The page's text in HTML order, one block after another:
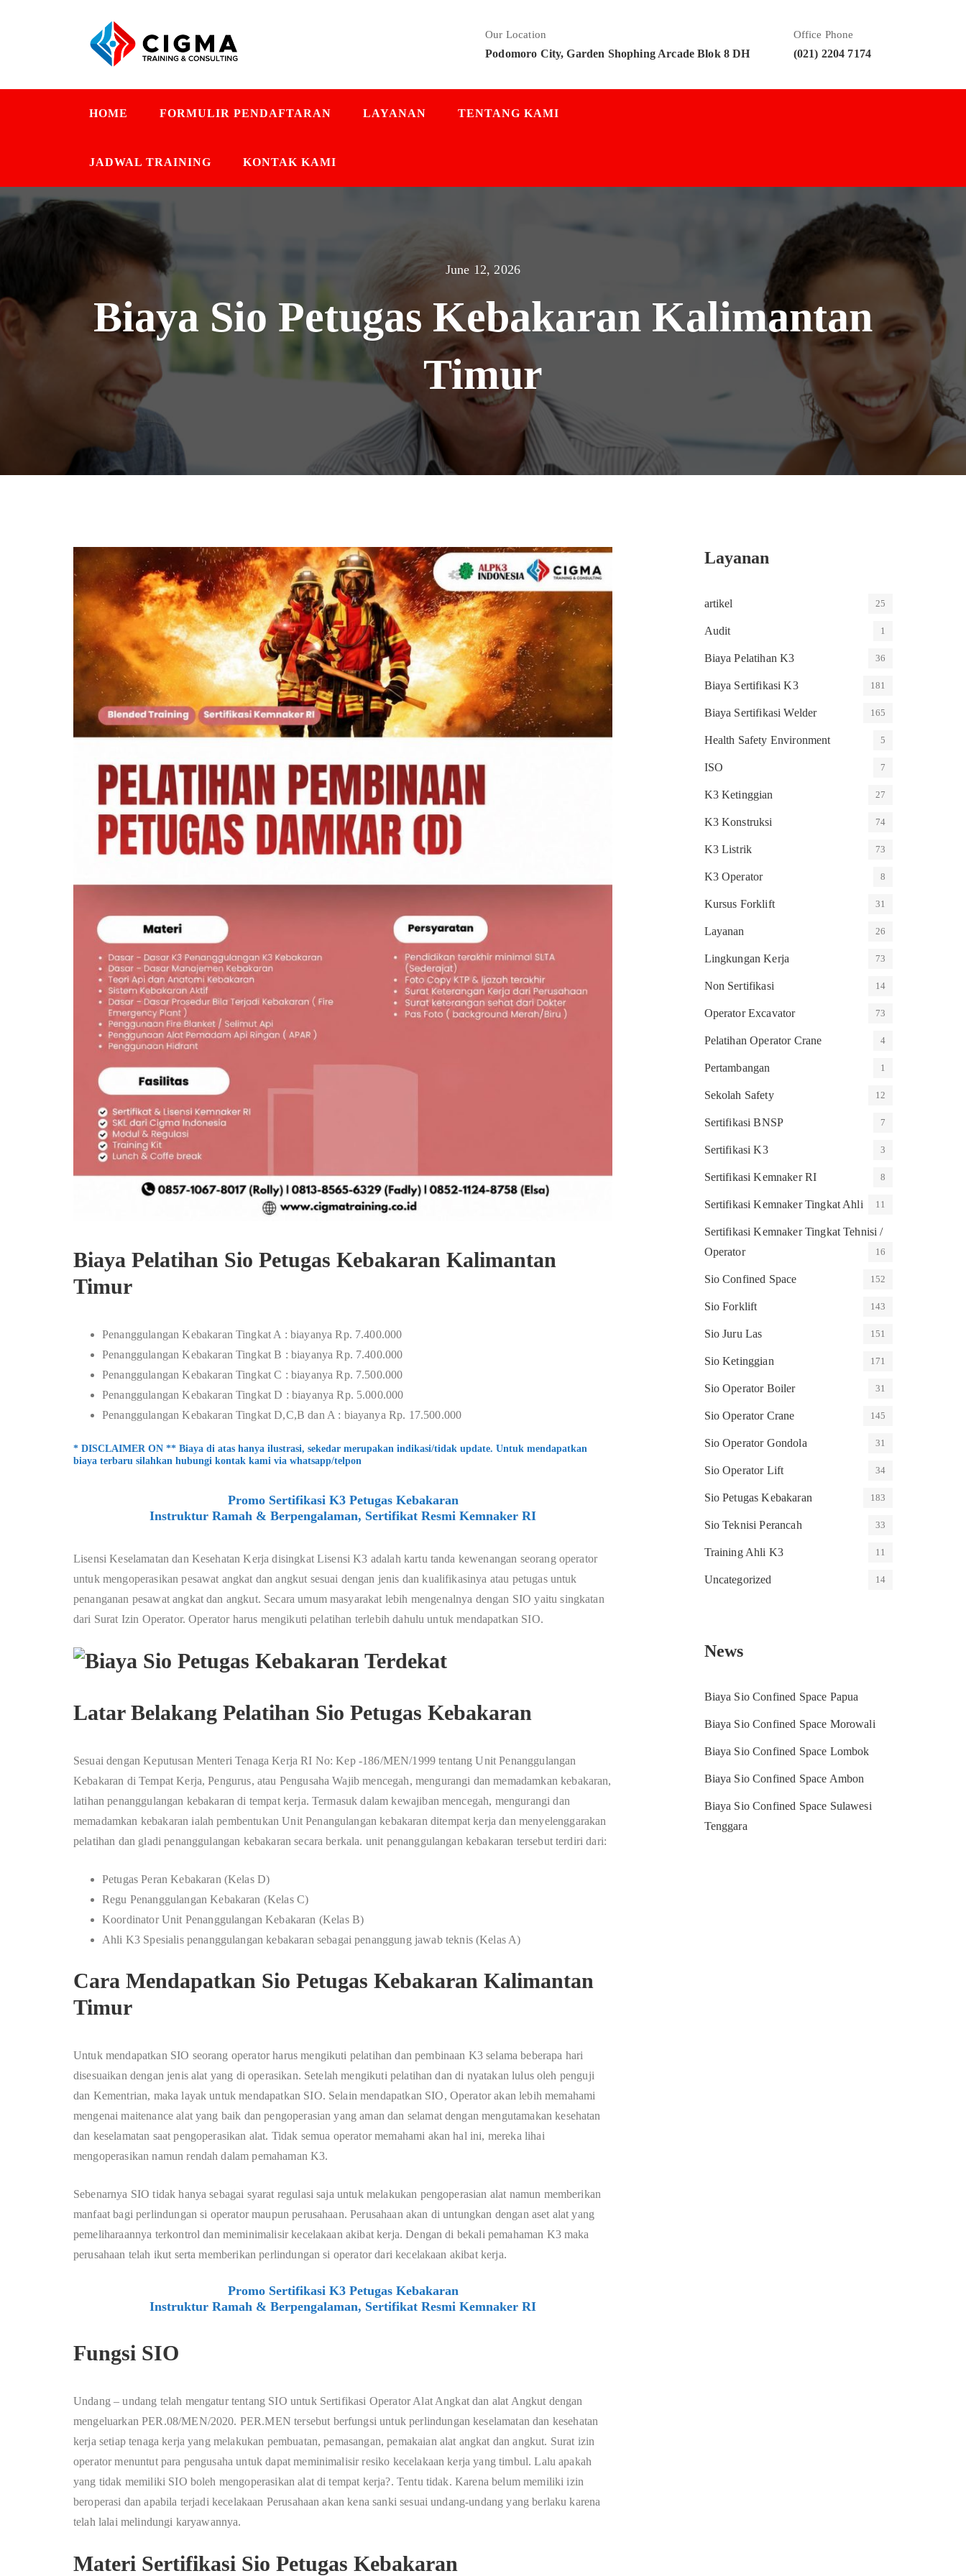
Our Location
Podomoro City, Garden Shophing Arcade Blok 8 DH
Office Phone
(021) 2204 7174
HOME FORMULIR PENDAFTARAN LAYANAN TENTANG KAMI
JADWAL TRAINING KONTAK KAMI
June 12, 2026
Biaya Sio Petugas Kebakaran Kalimantan
Timur
Biaya Pelatihan Sio Petugas Kebakaran Kalimantan
Timur
Penanggulangan Kebakaran Tingkat A : biayanya Rp. 7.400.000
Penanggulangan Kebakaran Tingkat B : biayanya Rp. 7.400.000
Penanggulangan Kebakaran Tingkat C : biayanya Rp. 7.500.000
Penanggulangan Kebakaran Tingkat D : biayanya Rp. 5.000.000
Penanggulangan Kebakaran Tingkat D,C,B dan A : biayanya Rp. 17.500.000
* DISCLAIMER ON ** Biaya di atas hanya ilustrasi, sekedar merupakan indikasi/tidak update. Untuk mendapatkan
biaya terbaru silahkan hubungi kontak kami via whatsapp/telpon
Promo Sertifikasi K3 Petugas Kebakaran
Instruktur Ramah & Berpengalaman, Sertifikat Resmi Kemnaker RI
Lisensi Keselamatan dan Kesehatan Kerja disingkat Lisensi K3 adalah kartu tanda kewenangan seorang operator
untuk mengoperasikan pesawat angkat dan angkut sesuai dengan jenis dan kualifikasinya atau petugas untuk
penanganan pesawat angkat dan angkut. Secara umum masyarakat lebih mengenalnya dengan SIO yaitu singkatan
dari Surat Izin Operator. Operator harus mengikuti pelatihan terlebih dahulu untuk mendapatkan SIO.
Latar Belakang Pelatihan Sio Petugas Kebakaran
Sesuai dengan Keputusan Menteri Tenaga Kerja RI No: Kep -186/MEN/1999 tentang Unit Penanggulangan
Kebakaran di Tempat Kerja, Pengurus, atau Pengusaha Wajib mencegah, mengurangi dan memadamkan kebakaran,
latihan penanggulangan kebakaran di tempat kerja. Termasuk dalam kewajiban mencegah, mengurangi dan
memadamkan kebakaran ialah pembentukan Unit Penangulangan kebakaran ditempat kerja dan menyelenggarakan
pelatihan dan gladi penanggulangan kebakaran secara berkala. unit penanggulangan kebakaran tersebut terdiri dari:
Petugas Peran Kebakaran (Kelas D)
Regu Penanggulangan Kebakaran (Kelas C)
Koordinator Unit Penanggulangan Kebakaran (Kelas B)
Ahli K3 Spesialis penanggulangan kebakaran sebagai penanggung jawab teknis (Kelas A)
Cara Mendapatkan Sio Petugas Kebakaran Kalimantan
Timur
Untuk mendapatkan SIO seorang operator harus mengikuti pelatihan dan pembinaan K3 selama beberapa hari
disesuaikan dengan jenis alat yang di operasikan. Setelah mengikuti pelatihan dan di nyatakan lulus oleh penguji
dan Kementrian, maka layak untuk mendapatkan SIO. Selain mendapatkan SIO, Operator akan lebih memahami
mengenai maitenance alat yang baik dan pengoperasian yang aman dan selamat dengan mengutamakan kesehatan
dan keselamatan saat pengoperasikan alat. Tidak semua operator memahami akan hal ini, mereka lihai
mengoperasikan namun rendah dalam pemahaman K3.
Sebenarnya SIO tidak hanya sebagai syarat regulasi saja untuk melakukan pengoperasian alat namun memberikan
manfaat bagi perlindungan si operator maupun perusahaan. Perusahaan akan di untungkan dengan aset alat yang
pemeliharaannya terkontrol dan meminimalisir kecelakaan akibat kerja. Dengan di bekali pemahaman K3 maka
perusahaan telah ikut serta memberikan perlindungan si operator dari kecelakaan akibat kerja.
Promo Sertifikasi K3 Petugas Kebakaran
Instruktur Ramah & Berpengalaman, Sertifikat Resmi Kemnaker RI
Fungsi SIO
Undang – undang telah mengatur tentang SIO untuk Sertifikasi Operator Alat Angkat dan alat Angkut dengan
mengeluarkan PER.08/MEN/2020. PER.MEN tersebut berfungsi untuk perlindungan keselamatan dan kesehatan
kerja setiap tenaga kerja yang melakukan pembuatan, pemasangan, pemakaian alat angkat dan angkut. Surat izin
operator menuntut para pengusaha untuk dapat meminimalisir resiko kecelakaan kerja yang timbul. Lalu apakah
yang tidak memiliki SIO boleh mengoperasikan alat di tempat kerja?. Tentu tidak. Karena belum memiliki izin
beroperasi dan apabila terjadi kecelakaan Perusahaan akan kena sanki sesuai undang-undang yang berlaku karena
telah lalai melindungi karyawannya.
Materi Sertifikasi Sio Petugas Kebakaran
Layanan
artikel 25
Audit 1
Biaya Pelatihan K3 36
Biaya Sertifikasi K3 181
Biaya Sertifikasi Welder 165
Health Safety Environment 5
ISO 7
K3 Ketinggian 27
K3 Konstruksi 74
K3 Listrik 73
K3 Operator 8
Kursus Forklift 31
Layanan 26
Lingkungan Kerja 73
Non Sertifikasi 14
Operator Excavator 73
Pelatihan Operator Crane 4
Pertambangan 1
Sekolah Safety 12
Sertifikasi BNSP 7
Sertifikasi K3 3
Sertifikasi Kemnaker RI 8
Sertifikasi Kemnaker Tingkat Ahli 11
Sertifikasi Kemnaker Tingkat Tehnisi /
Operator
16
Sio Confined Space 152
Sio Forklift 143
Sio Juru Las 151
Sio Ketinggian 171
Sio Operator Boiler 31
Sio Operator Crane 145
Sio Operator Gondola 31
Sio Operator Lift 34
Sio Petugas Kebakaran 183
Sio Teknisi Perancah 33
Training Ahli K3 11
Uncategorized 14
News
Biaya Sio Confined Space Papua
Biaya Sio Confined Space Morowali
Biaya Sio Confined Space Lombok
Biaya Sio Confined Space Ambon
Biaya Sio Confined Space Sulawesi
Tenggara